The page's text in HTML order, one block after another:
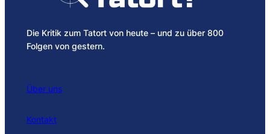
Die Kritik zum Tatort von heute – und zu über 800
Folgen von gestern.
Über uns
Kontakt